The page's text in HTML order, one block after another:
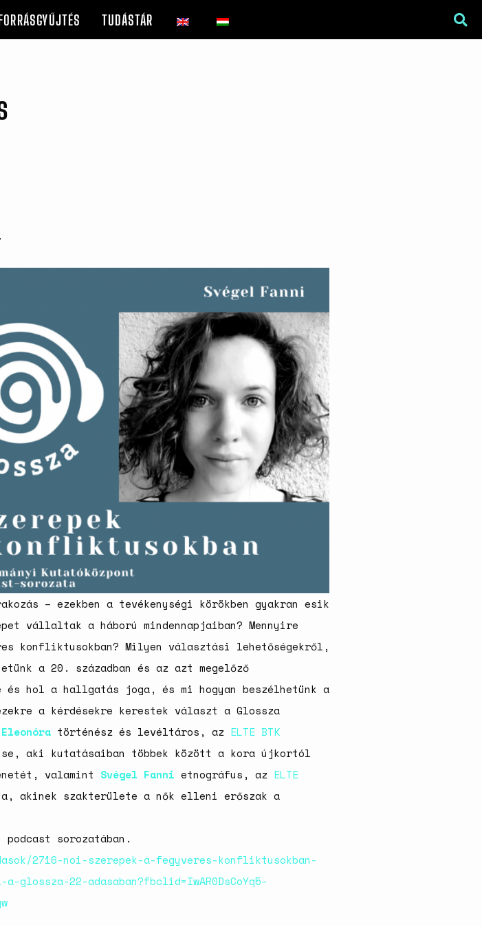
FORRÁSGYŰJTÉS TUDÁSTÁR
– ezekben a tevékenységi körökben gyakran esik
vállaltak a háború mindennapjaiban? Mennyire
konfliktusokban? Milyen választási lehetőségekről,
a 20. században és az azt megelőző
és hol a hallgatás joga, és mi hogyan beszélhetünk a
a kérdésekre kerestek választ a Glossza
történész és levéltáros, az ELTE BTK
aki kutatásaiban többek között a kora újkortól
valamint Svégel Fanni etnográfus, az ELTE
akinek szakterülete a nők elleni erőszak a
podcast sorozatában.
2716-noi-szerepek-a-fegyveres-konfliktusokban-
22-adasaban?fbclid=IwAR0DsCoYq5-